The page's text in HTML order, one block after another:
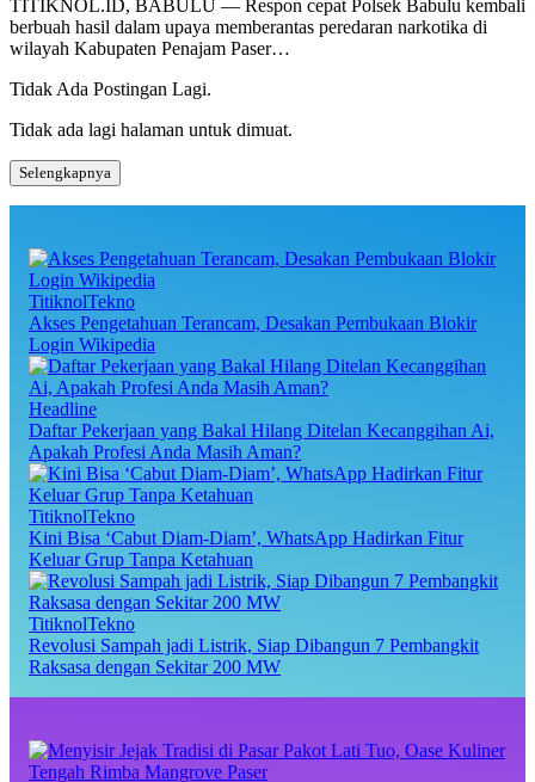
TITIKNOL.ID, BABULU — Respon cepat Polsek Babulu kembali
berbuah hasil dalam upaya memberantas peredaran narkotika di
wilayah Kabupaten Penajam Paser…
Tidak Ada Postingan Lagi.
Tidak ada lagi halaman untuk dimuat.
Selengkapnya
TitiknolTekno
Akses Pengetahuan Terancam, Desakan Pembukaan Blokir
Login Wikipedia
Headline
Daftar Pekerjaan yang Bakal Hilang Ditelan Kecanggihan Ai,
Apakah Profesi Anda Masih Aman?
TitiknolTekno
Kini Bisa ‘Cabut Diam-Diam’, WhatsApp Hadirkan Fitur
Keluar Grup Tanpa Ketahuan
TitiknolTekno
Revolusi Sampah jadi Listrik, Siap Dibangun 7 Pembangkit
Raksasa dengan Sekitar 200 MW